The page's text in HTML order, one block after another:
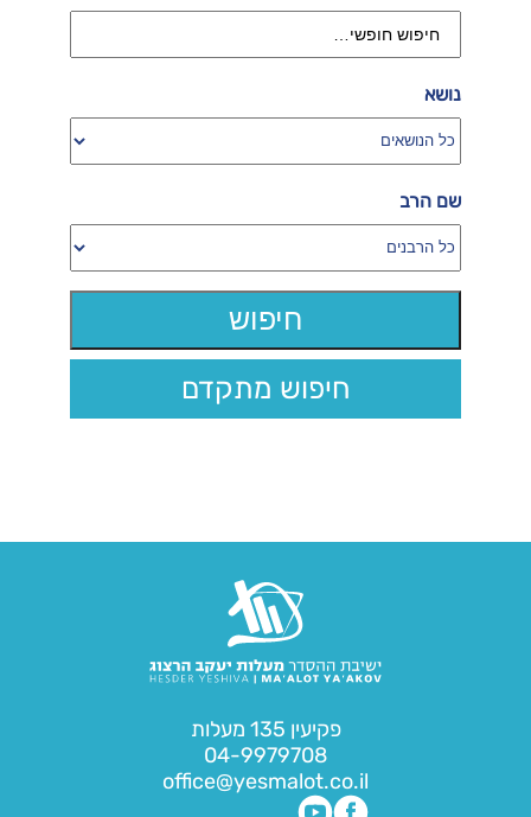
נושא
שם הרב
חיפוש מתקדם
פקיעין 135 מעלות
04-9979708
office@yesmalot.co.il